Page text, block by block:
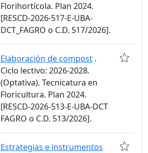
Florihortícola. Plan 2024.
[RESCD-2026-517-E-UBA-
DCT_FAGRO o C.D. 517/2026].
Elaboración de compost .
Ciclo lectivo: 2026-2028.
(Optativa). Tecnicatura en
Floricultura. Plan 2024.
[RESCD-2026-513-E-UBA-DCT
FAGRO o C.D. 513/2026].
Estrategias e instrumentos